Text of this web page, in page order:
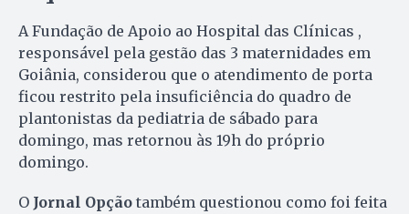
A Fundação de Apoio ao Hospital das Clínicas ,
responsável pela gestão das 3 maternidades em
Goiânia, considerou que o atendimento de porta
ficou restrito pela insuficiência do quadro de
plantonistas da pediatria de sábado para
domingo, mas retornou às 19h do próprio
domingo.
O Jornal Opção também questionou como foi feita